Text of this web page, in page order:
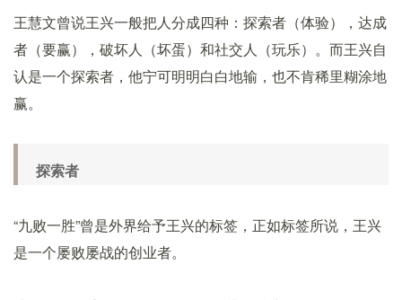
王慧文曾说王兴一般把人分成四种：探索者（体验），达成
者（要赢），破坏人（坏蛋）和社交人（玩乐）。而王兴自
认是一个探索者，他宁可明明白白地输，也不肯稀里糊涂地
赢。
探索者
“九败一胜”曾是外界给予王兴的标签，正如标签所说，王兴
是一个屡败屡战的创业者。